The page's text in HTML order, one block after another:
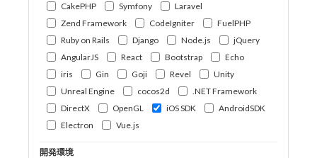
CakePHP
Symfony
Laravel
Zend Framework
CodeIgniter
FuelPHP
Ruby on Rails
Django Node.js
jQuery
AngularJS
React Bootstrap
Echo
iris
Gin Goji Revel
Unity
Unreal Engine
cocos2d
.NET Framework
DirectX
OpenGL iOS SDK
AndroidSDK
Electron
Vue.js
開発環境